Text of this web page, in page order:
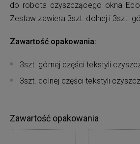
do robota czyszczącego okna
Zestaw zawiera 3szt. dolnej i 3szt.
Zawartość opakowania:
3szt. górnej części tekstyli
3szt. dolnej części tekstyli
Zawartość opakowania